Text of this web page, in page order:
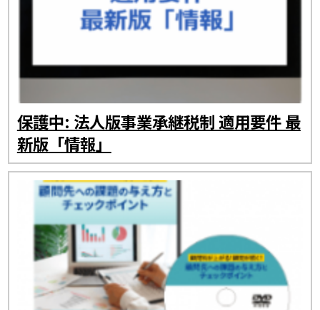
保護中: 法人版事業承継税制 適用要件 最
新版「情報」